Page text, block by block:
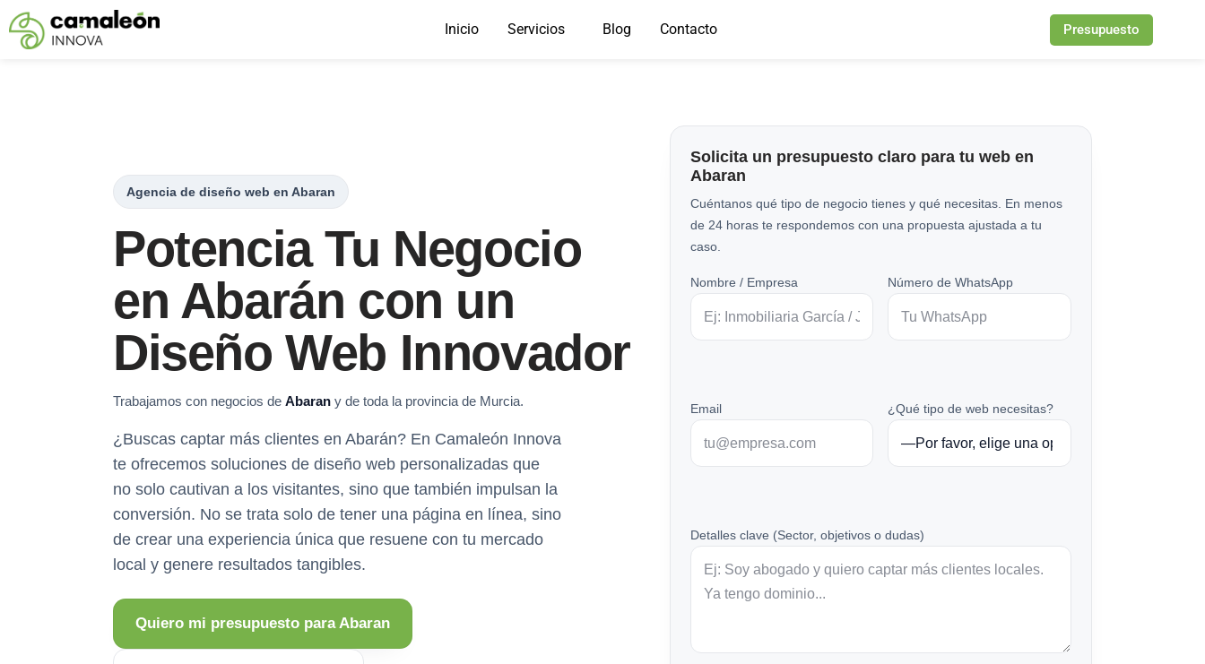
Saltar
Inicio Servicios Blog Contacto Presupuesto
Agencia de diseño web en Abaran
Potencia Tu Negocio
en Abarán con un
Diseño Web Innovador
Trabajamos con negocios de Abaran y de toda la provincia de Murcia.
¿Buscas captar más clientes en Abarán? En Camaleón Innova
te ofrecemos soluciones de diseño web personalizadas que
no solo cautivan a los visitantes, sino que también impulsan la
conversión. No se trata solo de tener una página en línea, sino
de crear una experiencia única que resuene con tu mercado
local y genere resultados tangibles.
Quiero mi presupuesto para Abaran
Solicita un presupuesto claro para tu web en
Abaran
Cuéntanos qué tipo de negocio tienes y qué necesitas. En menos
de 24 horas te respondemos con una propuesta ajustada a tu
caso.
Nombre / Empresa Número de WhatsApp
Email ¿Qué tipo de web necesitas?
Detalles clave (Sector, objetivos o dudas)